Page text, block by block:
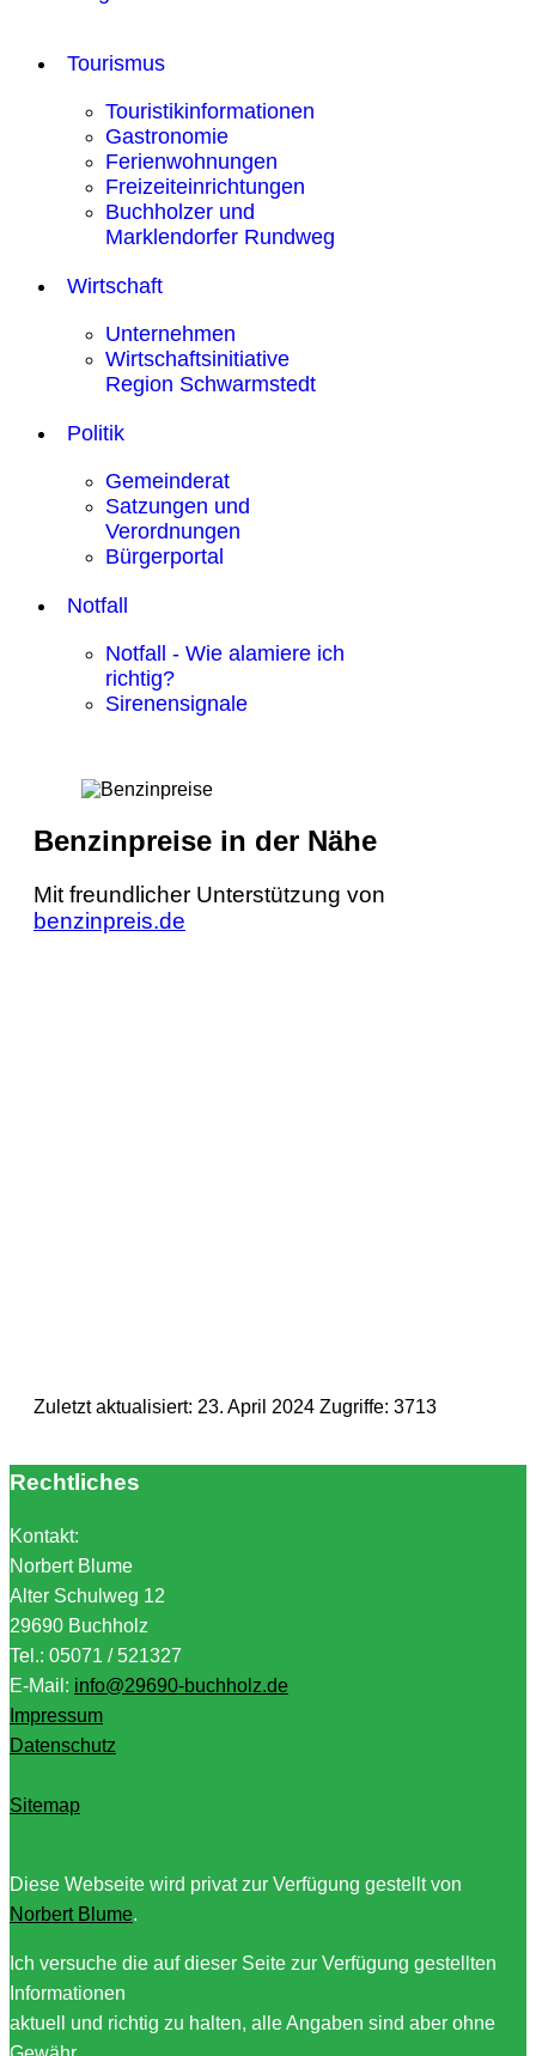
Tourismus
Touristikinformationen
Gastronomie
Ferienwohnungen
Freizeiteinrichtungen
Buchholzer und
Marklendorfer Rundweg
Wirtschaft
Unternehmen
Wirtschaftsinitiative
Region Schwarmstedt
Politik
Gemeinderat
Satzungen und
Verordnungen
Bürgerportal
Notfall
Notfall - Wie alamiere ich
richtig?
Sirenensignale
Benzinpreise in der Nähe
Mit freundlicher Unterstützung von
benzinpreis.de
Zuletzt aktualisiert: 23. April 2024 Zugriffe: 3713
Rechtliches
Kontakt:
Norbert Blume
Alter Schulweg 12
29690 Buchholz
Tel.: 05071 / 521327
E-Mail: info@29690-buchholz.de
Impressum
Datenschutz
Sitemap
Diese Webseite wird privat zur Verfügung gestellt von
Norbert Blume.
Ich versuche die auf dieser Seite zur Verfügung gestellten
Informationen
aktuell und richtig zu halten, alle Angaben sind aber ohne